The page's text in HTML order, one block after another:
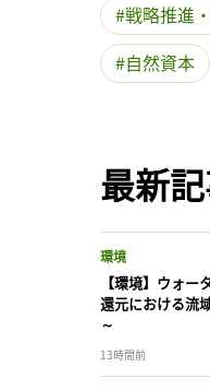
戦略推進
自然資本
最新
環境
【環境】ウォー
還元における流
～
13時間前